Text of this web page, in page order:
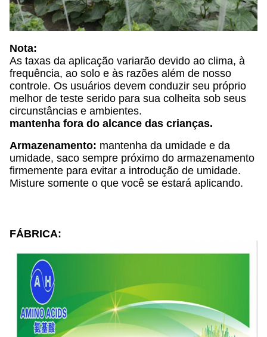
Nota:
As taxas da aplicação variarão devido ao clima, à
frequência, ao solo e às razões além de nosso
controle. Os usuários devem conduzir seu próprio
melhor de teste serido para sua colheita sob seus
circunstâncias e ambientes.
mantenha fora do alcance das crianças.
Armazenamento: mantenha da umidade e da
umidade, saco sempre próximo do armazenamento
firmemente para evitar a introdução de umidade.
Misture somente o que você se estará aplicando.
FÁBRICA: